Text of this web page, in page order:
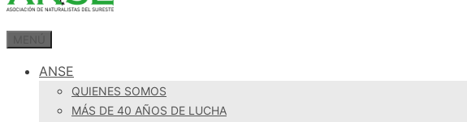
ANSE
QUIENES SOMOS
MÁS DE 40 AÑOS DE LUCHA